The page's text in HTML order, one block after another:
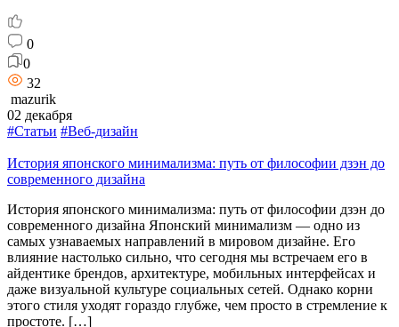
0
0
32
mazurik
02 декабря
#Статьи #Веб-дизайн
История японского минимализма: путь от философии дзэн до
современного дизайна
История японского минимализма: путь от философии дзэн до
современного дизайна Японский минимализм — одно из
самых узнаваемых направлений в мировом дизайне. Его
влияние настолько сильно, что сегодня мы встречаем его в
айдентике брендов, архитектуре, мобильных интерфейсах и
даже визуальной культуре социальных сетей. Однако корни
этого стиля уходят гораздо глубже, чем просто в стремление к
простоте. […]